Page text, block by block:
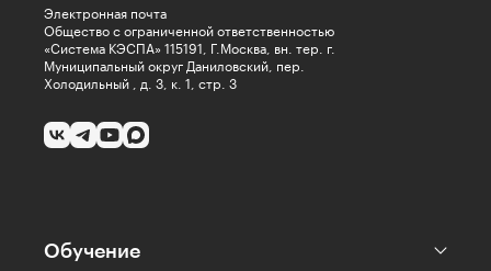
Электронная почта
Общество с ограниченной ответственностью
«Система КЭСПА» 115191, Г.Москва, вн. тер. г.
Муниципальный округ Даниловский, пер.
Холодильный , д. 3, к. 1, стр. 3
Обучение